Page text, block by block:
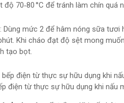
70‑80 °C để tránh làm chín quá
: Dùng mức 2 để hâm nóng sữa
Khi cháo đạt độ sệt mong
tạo bọt.
điện từ thực sự hữu dụng khi nấu